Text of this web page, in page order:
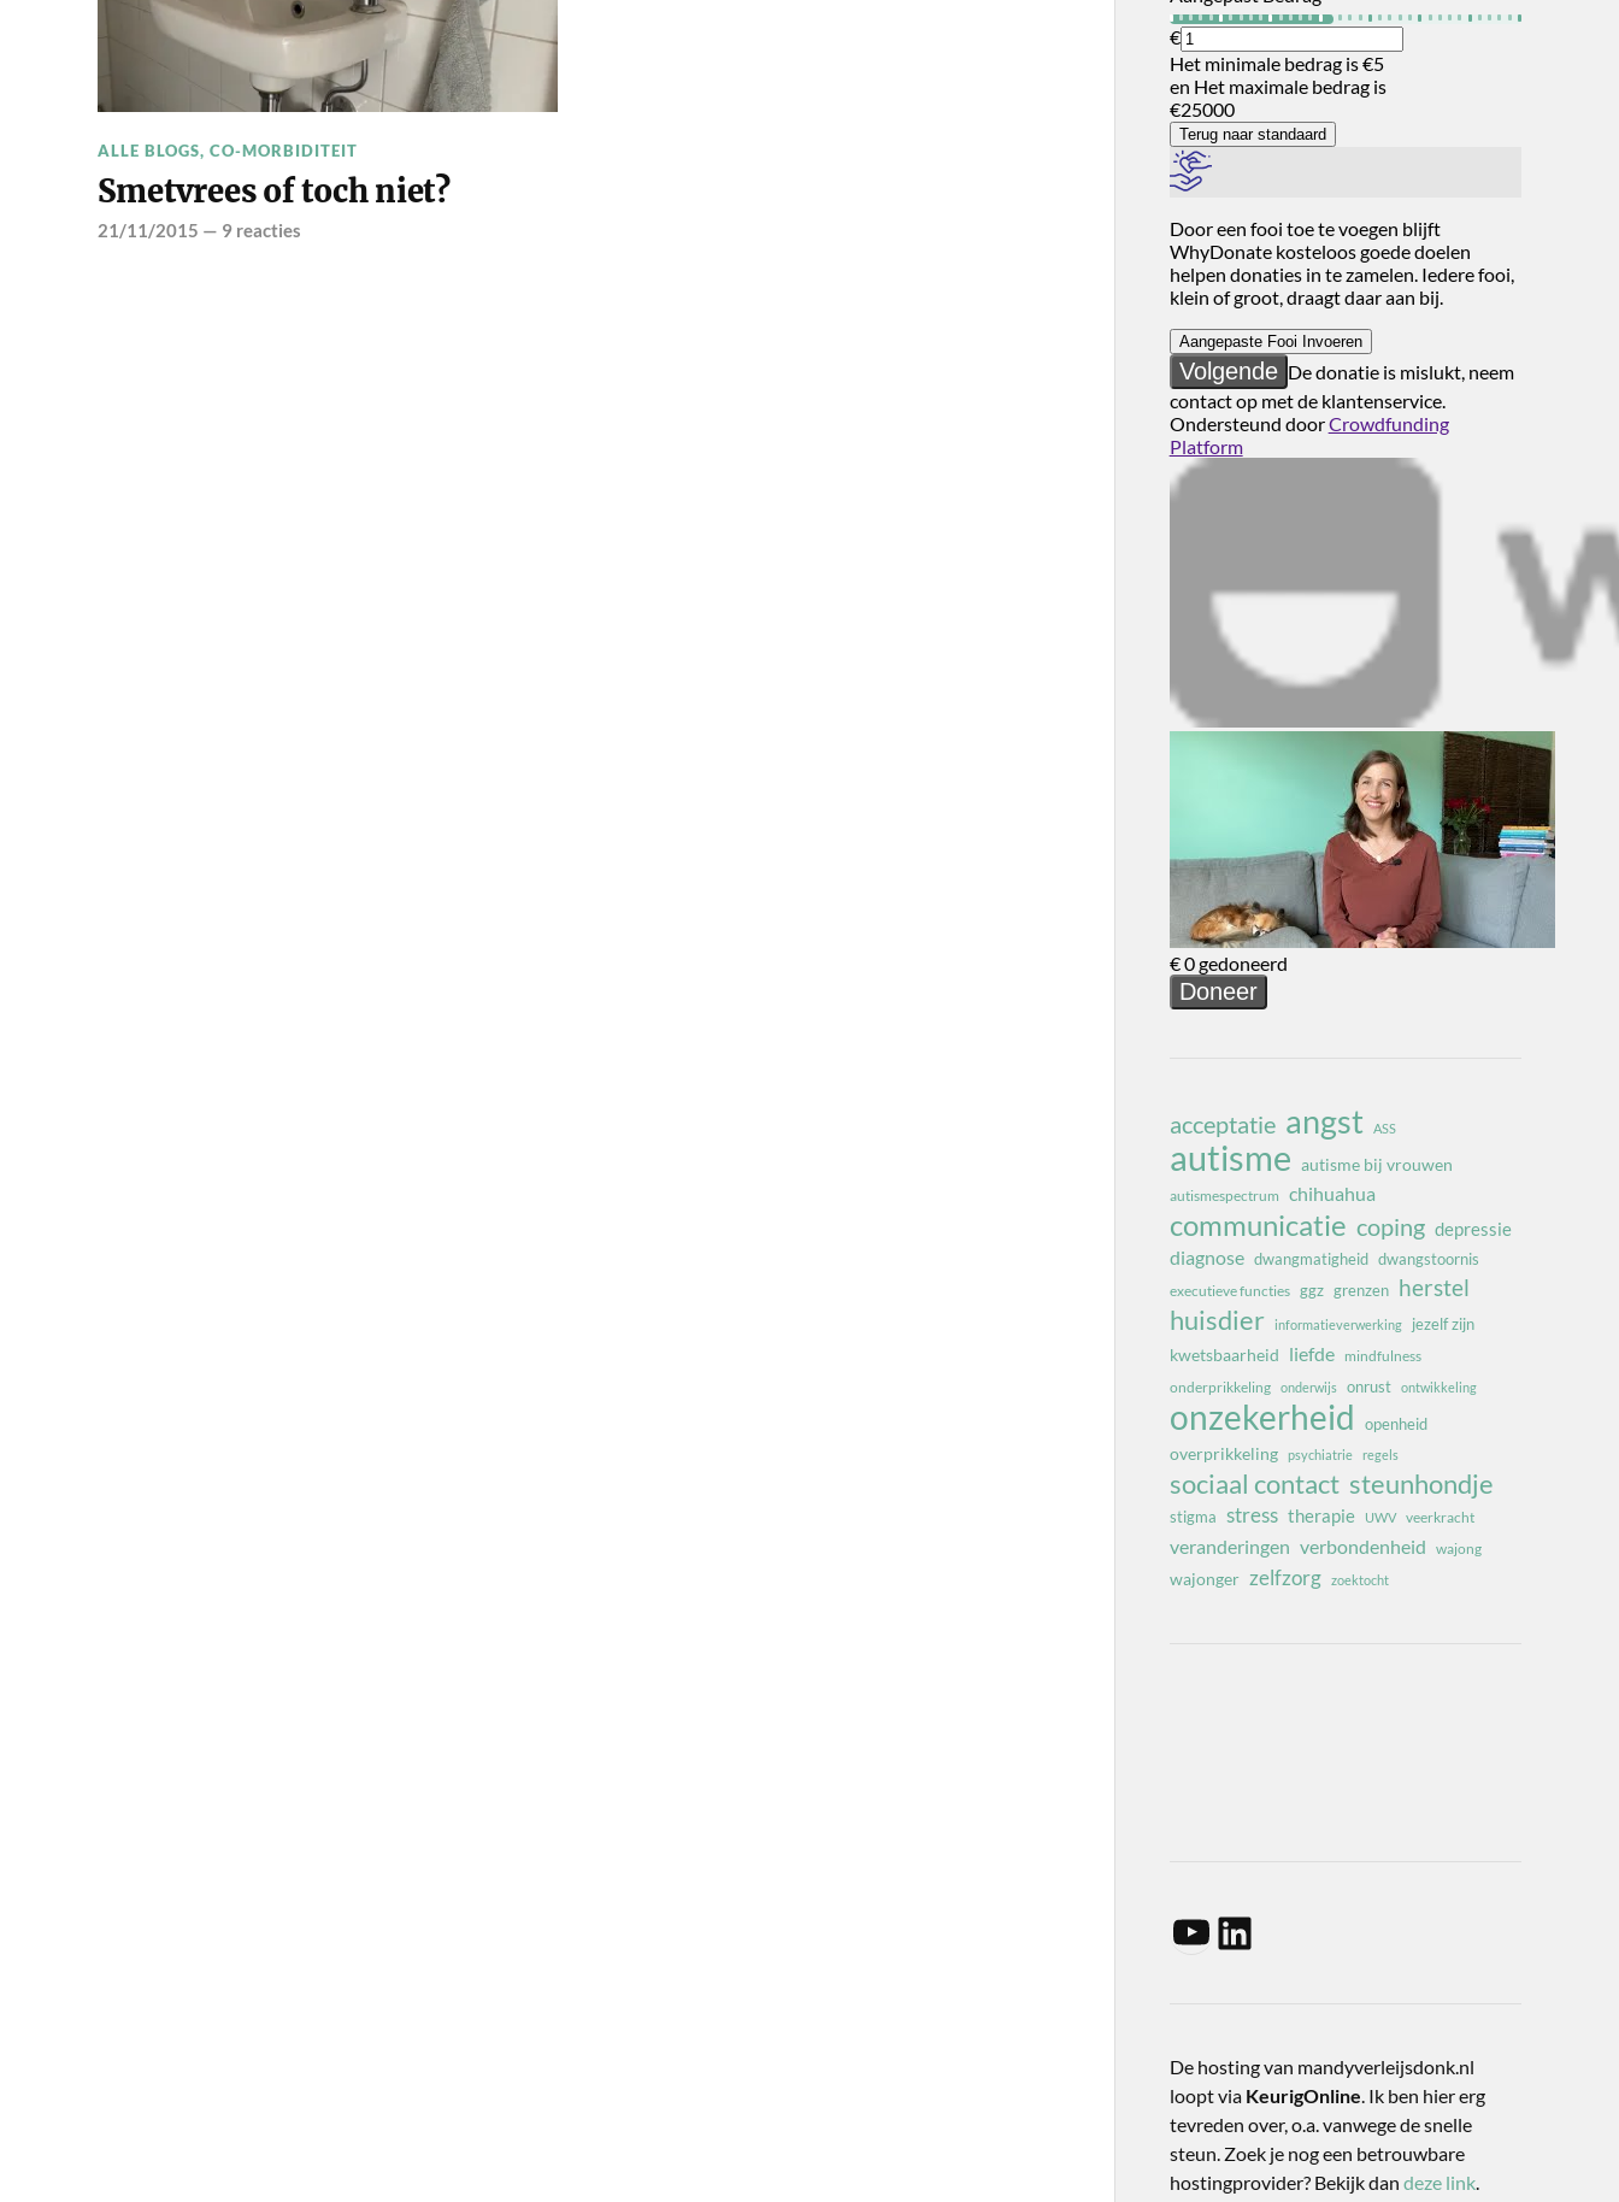
ALLE BLOGS, CO-MORBIDITEIT
Smetvrees of toch niet?
21/11/2015 — 9 reacties
acceptatie angst ASS
autisme autisme bij vrouwen
autismespectrum chihuahua
communicatie coping depressie
diagnose dwangmatigheid dwangstoornis
executieve functies ggz grenzen herstel
huisdier informatieverwerking jezelf zijn
kwetsbaarheid liefde
mindfulness
onderprikkeling
onderwijs onrust ontwikkeling
onzekerheid openheid
overprikkeling psychiatrie regels
sociaal contact steunhondje
stigma stress therapie UWV veerkracht
veranderingen verbondenheid wajong
wajonger zelfzorg zoektocht
De hosting van mandyverleijsdonk.nl
loopt via KeurigOnline. Ik ben hier erg
tevreden over, o.a. vanwege de snelle
steun. Zoek je nog een betrouwbare
hostingprovider? Bekijk dan deze link.